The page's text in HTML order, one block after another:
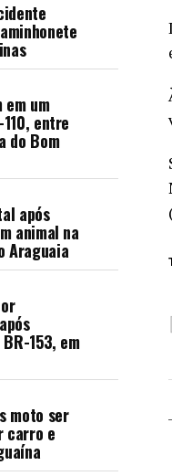
em um
entre
do Bom
após
animal na
Araguaia
153, em
moto ser
carro e